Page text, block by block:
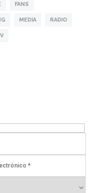
FANS
MEDIA RADIO